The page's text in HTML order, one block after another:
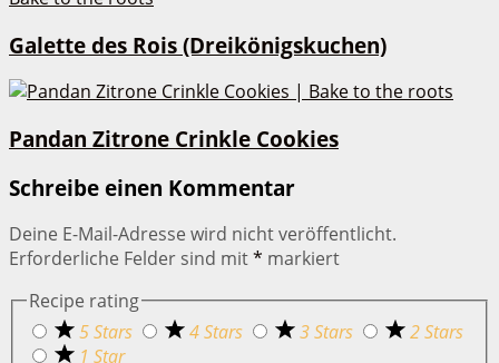
Galette des Rois (Dreikönigskuchen)
Pandan Zitrone Crinkle Cookies
Schreibe einen Kommentar
Deine E-Mail-Adresse wird nicht veröffentlicht.
Erforderliche Felder sind mit* markiert
Recipe rating
5 Stars
4 Stars 3 Stars
2 Stars
1 Star